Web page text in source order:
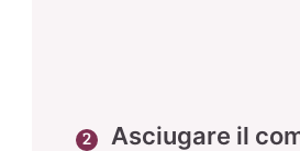
Asciugare il